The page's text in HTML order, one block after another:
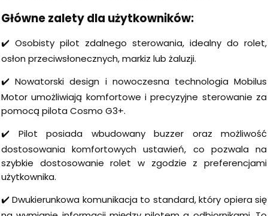
Główne zalety dla użytkowników:
✔️ Osobisty pilot zdalnego sterowania, idealny do rolet,
osłon przeciwsłonecznych, markiz lub żaluzji.
✔️ Nowatorski design i nowoczesna technologia Mobilus
Motor umożliwiają komfortowe i precyzyjne sterowanie za
pomocą pilota Cosmo G3+.
✔️ Pilot posiada wbudowany buzzer oraz możliwość
dostosowania komfortowych ustawień, co pozwala na
szybkie dostosowanie rolet w zgodzie z preferencjami
użytkownika.
✔️ Dwukierunkowa komunikacja to standard, który opiera się